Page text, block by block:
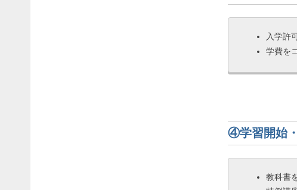
入学許
学費を
④学習開始
教科書